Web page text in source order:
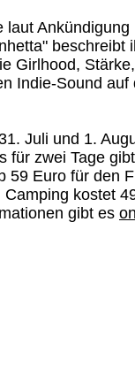
beschreibt
Girlhood,
Indie-Sound auf
Juli und 1.
für zwei Tage
59 Euro für den
kostet
gibt es